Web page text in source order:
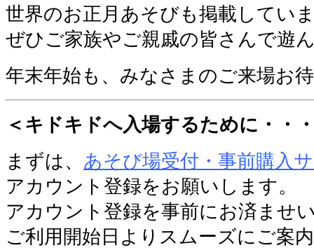
世界のお正月あそびも掲載してい
ぜひご家族やご親戚の皆さんで遊
年末年始も、みなさまのご来場お
＜キ ドキドへ入場するために・・
まずは、 あそび場受付・事前購入
アカウント登録をお願いします。
アカウント登録を事前にお済ませ
ご利用開始日よりスムーズにご案